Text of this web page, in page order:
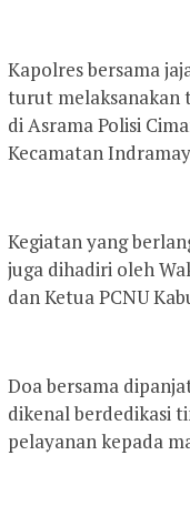
Kapolres bersama
turut melaksanakan
di Asrama Polisi
Kecamatan
Kegiatan yang
juga dihadiri oleh
dan Ketua PCNU
Doa bersama
dikenal berdedikasi
pelayanan kepada